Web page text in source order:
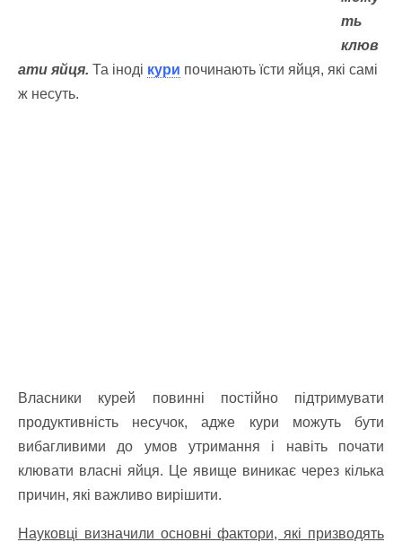
ть
клюв
ати яйця. Та іноді кури починають їсти яйця, які самі
ж несуть.
Власники курей повинні постійно підтримувати
продуктивність несучок, адже кури можуть бути
вибагливими до умов утримання і навіть почати
клювати власні яйця. Це явище виникає через кілька
причин, які важливо вирішити.
Науковці визначили основні фактори, які призводять